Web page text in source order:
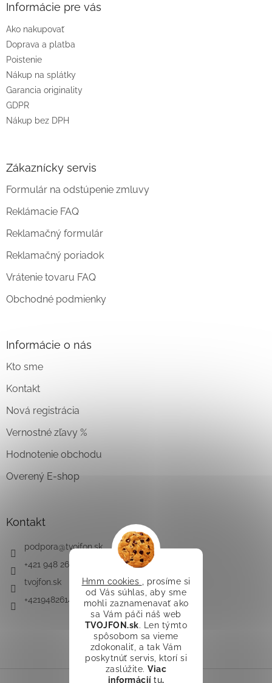
Hmm cookies
, prosíme si
od Vás súhlas, aby sme
mohli zaznamenavať ako
sa Vám páči náš web
TVOJFON.sk. Len týmto
spôsobom sa vieme
zdokonaliť, a tak Vám
poskytnúť servis, ktorí si
zaslúžite.Viac
informácií tu.
Informácie pre vás
Ako nakupovať
Doprava a platba
Poistenie
Nákup na splátky
Garancia originality
GDPR
Nákup bez DPH
Zákaznícky servis
Formulár na odstúpenie zmluvy
Reklámacie FAQ
Reklamačný formulár
Reklamačný poriadok
Vrátenie tovaru FAQ
Obchodné podmienky
Informácie o nás
Kto sme
Kontakt
Nová registrácia
Vernostné zľavy %
Hodnotenie obchodu
Overený E-shop
Kontakt
podpora@tvojfon.sk
+421 948 261 491
tvojfon.sk
+421948261491